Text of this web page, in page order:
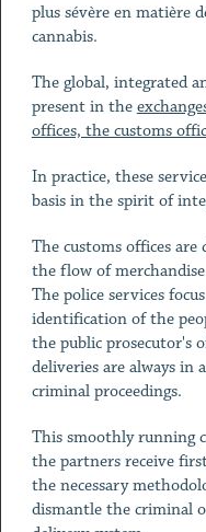
plus sévère en matière
cannabis.
The global, integrated
present in the
offices, the customs
In practice, these
basis in the spirit of
The customs offices
the flow of
The police services
identification of the
the public prosecutor's
deliveries are always in
criminal proceedings.
This smoothly running
the partners receive
the necessary
dismantle the criminal